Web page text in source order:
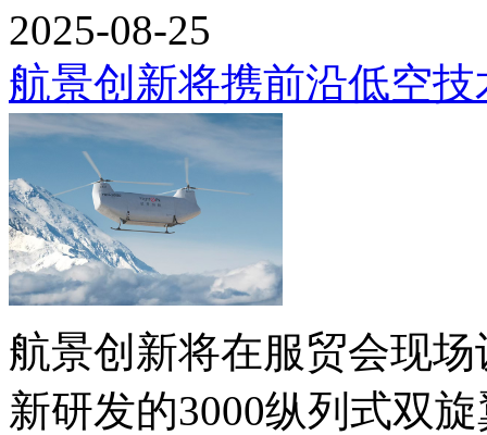
2025-08-25
航景创新将携前沿低空
航景创新将在服贸会现
新研发的3000纵列式双